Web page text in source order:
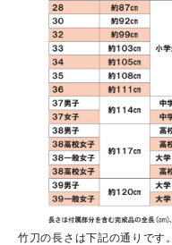
竹刀の長さは下記の通りです。